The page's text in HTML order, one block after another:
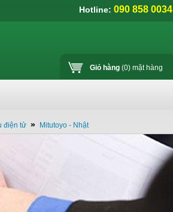
Hotline: 090 858 0034
Giỏ hàng (0) mặt hàng
điện tử » Mitutoyo - Nhật